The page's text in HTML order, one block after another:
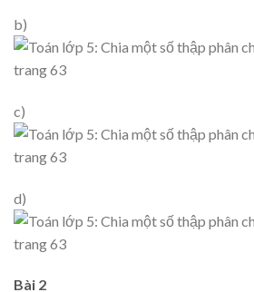
b)
c)
d)
Bài 2